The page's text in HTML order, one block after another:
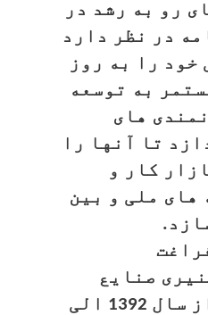
رو به رشد در
در نظر دارد
خود را به روز
به توسعه
های
تا آنها را
کار و
های ملی و بین
صنایع
مواد غیرعضوی از سال 1392 الی